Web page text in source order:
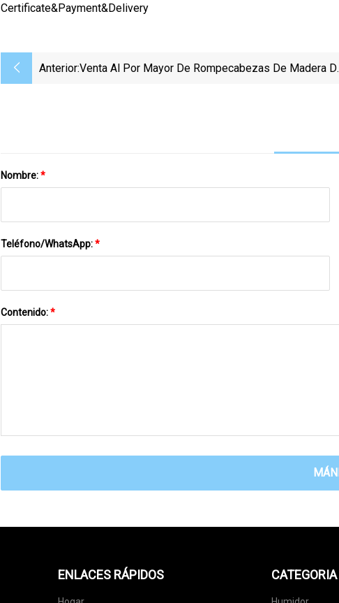
Certificate&Payment&Delivery
Anterior:Venta Al Por Mayor De Rompecabezas De Madera
Nombre:*
Teléfono/WhatsApp:*
Contenido:*
ENLACES RÁPIDOS